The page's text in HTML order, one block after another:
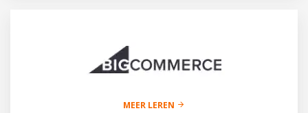
MEER LEREN